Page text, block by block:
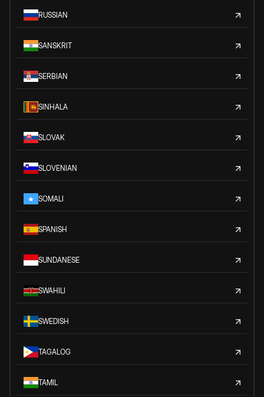
RUSSIAN
SANSKRIT
SERBIAN
SINHALA
SLOVAK
SLOVENIAN
SOMALI
SPANISH
SUNDANESE
SWAHILI
SWEDISH
TAGALOG
TAMIL